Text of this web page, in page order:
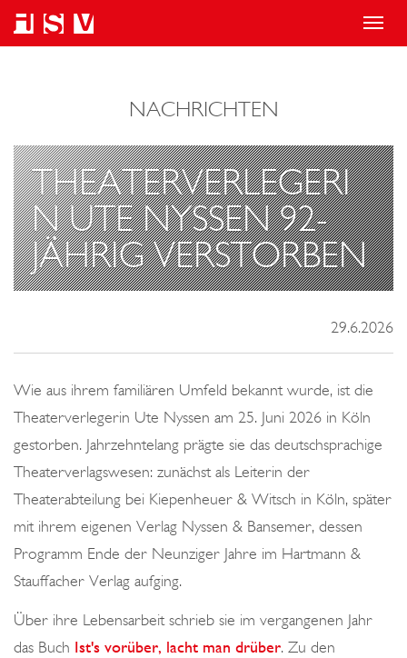
T
e
n
a
v
i
a
t
n
NACHRICHTEN
THEATERVERLEGERI
N UTE NYSSEN 92-
JÄHRIG VERSTORBEN
29.6.2026
Wie aus ihrem familiären Umfeld bekannt wurde, ist die
Theaterverlegerin Ute Nyssen am 25. Juni 2026 in Köln
gestorben. Jahrzehntelang prägte sie das deutschsprachige
Theaterverlagswesen: zunächst als Leiterin der
Theaterabteilung bei Kiepenheuer & Witsch in Köln, später
mit ihrem eigenen Verlag Nyssen & Bansemer, dessen
Programm Ende der Neunziger Jahre im Hartmann &
Stauffacher Verlag aufging.
Über ihre Lebensarbeit schrieb sie im vergangenen Jahr
das Buch Ist's vorüber, lacht man drüber. Zu den